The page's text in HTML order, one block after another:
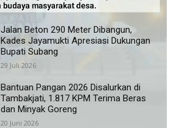
Jalan Beton 290 Meter Dibangun,
Kades Jayamukti Apresiasi Dukungan
Bupati Subang
29 Juli 2026
Bantuan Pangan 2026 Disalurkan di
Tambakjati, 1.817 KPM Terima Beras
dan Minyak Goreng
20 Juni 2026